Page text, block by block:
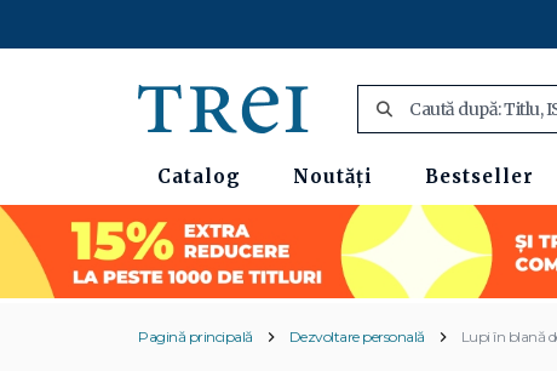
Catalog Noutăți Bestseller
Pagină principală Dezvoltare personală Lupi în blană